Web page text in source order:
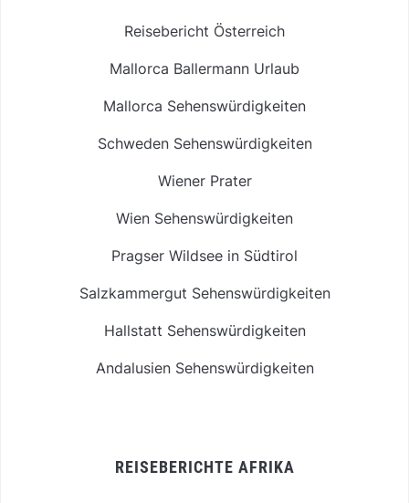
Reisebericht Österreich
Mallorca Ballermann Urlaub
Mallorca Sehenswürdigkeiten
Schweden Sehenswürdigkeiten
Wiener Prater
Wien Sehenswürdigkeiten
Pragser Wildsee in Südtirol
Salzkammergut Sehenswürdigkeiten
Hallstatt Sehenswürdigkeiten
Andalusien Sehenswürdigkeiten
REISEBERICHTE AFRIKA